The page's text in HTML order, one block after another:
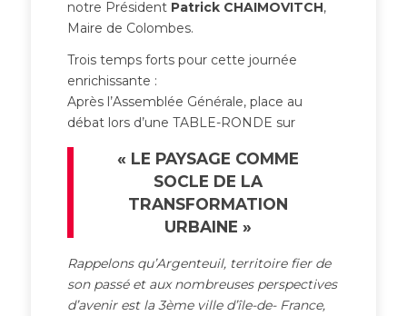
notre Président Patrick CHAIMOVITCH,
Maire de Colombes.
Trois temps forts pour cette journée
enrichissante :
Après l’Assemblée Générale, place au
débat lors d’une TABLE-RONDE sur
« LE PAYSAGE COMME
SOCLE DE LA
TRANSFORMATION
URBAINE »
Rappelons qu’Argenteuil, territoire fier de
son passé et aux nombreuses perspectives
d’avenir est la 3ème ville d’île-de- France,